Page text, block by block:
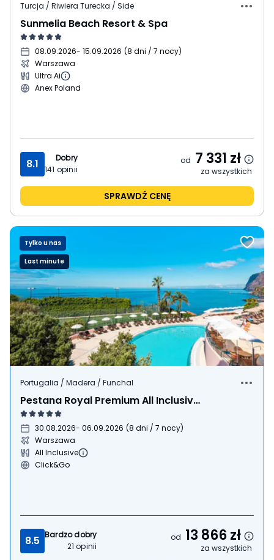
Turcja / Riwiera Turecka / Side
Sunmelia Beach Resort & Spa
08.09.2026- 15.09.2026 (8 dni / 7 nocy)
Warszawa
Ultra Ai
Anex Poland
8.1
Dobry
141 opinii
od 7 331 zł
za wszystkich
SPRAWDŹ CENĘ
Tylko u nas
Last minute
Portugalia / Madera / Funchal
Pestana Royal Premium All Inclusive Ocean & Spa
30.08.2026- 06.09.2026 (8 dni / 7 nocy)
Warszawa
All Inclusive
Click&Go
8.5 Bardzo dobry
21 opinii
od 13 866zł
za wszystkich